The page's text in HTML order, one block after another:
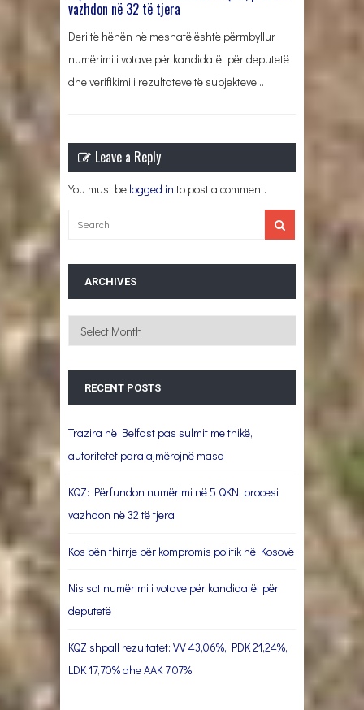
vazhdon në 32 të tjera
Deri të hënën në mesnatë është përmbyllur
numërimi i votave për kandidatët për deputetë
dhe verifikimi i rezultateve të subjekteve…
Leave a Reply
You must be logged in to post a comment.
ARCHIVES
Archives
RECENT POSTS
Trazira në Belfast pas sulmit me thikë,
autoritetet paralajmërojnë masa
KQZ: Përfundon numërimi në 5 QKN, procesi
vazhdon në 32 të tjera
Kos bën thirrje për kompromis politik në Kosovë
Nis sot numërimi i votave për kandidatët për
deputetë
KQZ shpall rezultatet: VV 43,06%, PDK 21,24%,
LDK 17,70% dhe AAK 7,07%